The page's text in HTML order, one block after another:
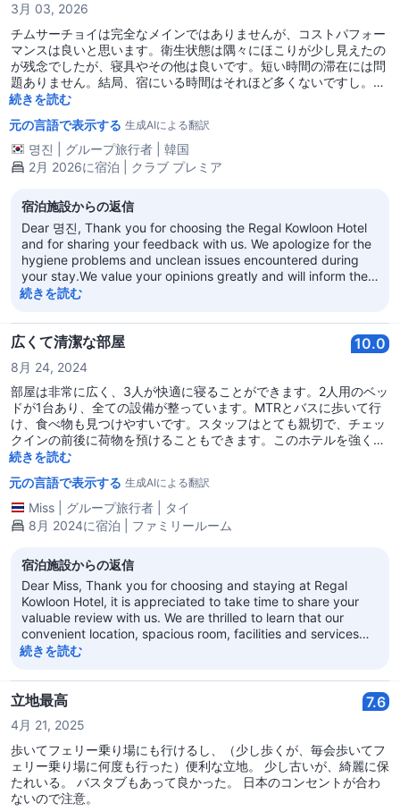
3月 03, 2026
チムサーチョイは完全なメインではありませんが、コストパフォー
マンスは良いと思います。衛生状態は隅々にほこりが少し見えたの
が残念でしたが、寝具やその他は良いです。短い時間の滞在には問
題ありません。結局、宿にいる時間はそれほど多くないですし。ス
タッフは親切で、夜9時までの空港無料リムジンサービスも良いと
続きを読む
元の言語で表示する 生成AIによる翻訳
명진 グループ旅行者
韓国
2月 2026に宿泊 | クラブ プレミア
宿泊施設からの返信
Dear 명진, Thank you for choosing the Regal Kowloon Hotel
and for sharing your feedback with us. We apologize for the
hygiene problems and unclean issues encountered during
your stay.We value your opinions greatly and will inform the
relevant departments. We will conduct a comprehensive
solemn commitment to step up the management of room
tidiness and hygiene, with the unwavering determination to
guarantee a comfortable and impeccably clean environment
for every guest. Thank you for your suggestions. We look
forward to providing you with an elevated service
experience on your next visit. Sincerely, Regal Kowloon Hotel
続きを読む
広くて清潔な部屋 10.0
8月 24, 2024
部屋は非常に広く、3人が快適に寝ることができます。2人用のベッ
ドが1台あり、全ての設備が整っています。MTRとバスに歩いて行
け、食べ物も見つけやすいです。スタッフはとても親切で、チェッ
クインの前後に荷物を預けることもできます。このホテルを強くお
勧めします。10/10
続きを読む
元の言語で表示する 生成AIによる翻訳
Miss グループ旅行者
タイ
8月 2024に宿泊 | ファミリールーム
宿泊施設からの返信
Dear Miss, Thank you for choosing and staying at Regal
Kowloon Hotel, it is appreciated to take time to share your
valuable review with us. We are thrilled to learn that our
convenient location, spacious room, facilities and services
are to your liking. We are glad you have a good time in Hong
regards, Regal Kowloon Hotel
続きを読む
立地最高 7.6
4月 21, 2025
歩いてフェリー乗り場にも行けるし、（少し歩くが、毎会歩いてフ
ェリー乗り場に何度も行った）便利な立地。 少し古いが、綺麗に保
たれいる。 バスタブもあって良かった。 日本のコンセントが合わ
ないので注意。